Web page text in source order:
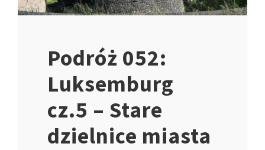
Podróż 052:
Luksemburg
cz.5 – Stare
dzielnice miasta